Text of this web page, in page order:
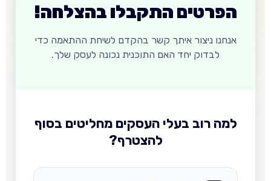
הפרטים התקבלו בהצלחה!
אנחנו ניצור איתך קשר בהקדם לשיחת ההתאמה כדי
לבדוק יחד האם התוכנית נכונה לעסק שלך.
למה רוב בעלי העסקים מחליטים בסוף
להצטרף?